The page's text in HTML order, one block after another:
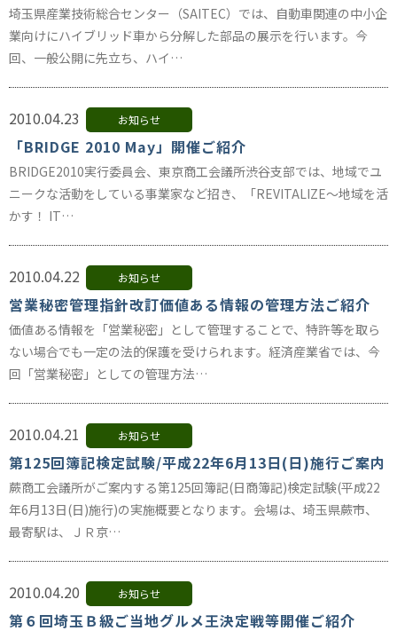
埼玉県産業技術総合センター（SAITEC）では、自動車関連の中小企
業向けにハイブリッド車から分解した部品の展示を行います。今
回、一般公開に先立ち、ハイ…
2010.04.23 お知らせ
「BRIDGE 2010 May」開催ご紹介
BRIDGE2010実行委員会、東京商工会議所渋谷支部では、地域でユ
ニークな活動をしている事業家など招き、「REVITALIZE～地域を活
かす！ IT…
2010.04.22 お知らせ
営業秘密管理指針改訂価値ある情報の管理方法ご紹介
価値ある情報を「営業秘密」として管理することで、特許等を取ら
ない場合でも一定の法的保護を受けられます。経済産業省では、今
回「営業秘密」としての管理方法…
2010.04.21 お知らせ
第125回簿記検定試験/平成22年6月13日(日)施行ご案内
蕨商工会議所がご案内する第125回簿記(日商簿記)検定試験(平成22
年6月13日(日)施行)の実施概要となります。会場は、埼玉県蕨市、
最寄駅は、ＪＲ京…
2010.04.20 お知らせ
第６回埼玉Ｂ級ご当地グルメ王決定戦等開催ご紹介